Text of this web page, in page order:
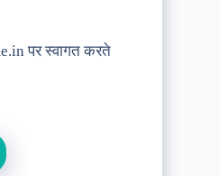
पर स्वागत करते